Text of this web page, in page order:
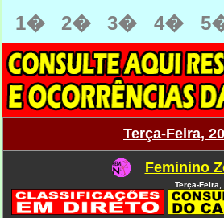
1�
2� 3� 4�
Terça-Feira,
Feminino
Terça-Feira,